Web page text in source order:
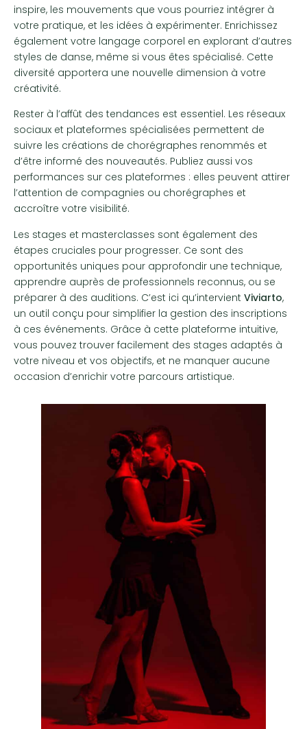
inspire, les mouvements que vous pourriez intégrer à
votre pratique, et les idées à expérimenter. Enrichissez
également votre langage corporel en explorant d’autres
styles de danse, même si vous êtes spécialisé. Cette
diversité apportera une nouvelle dimension à votre
créativité.
Rester à l’affût des tendances est essentiel. Les réseaux
sociaux et plateformes spécialisées permettent de
suivre les créations de chorégraphes renommés et
d’être informé des nouveautés. Publiez aussi vos
performances sur ces plateformes : elles peuvent attirer
l’attention de compagnies ou chorégraphes et
accroître votre visibilité.
Les stages et masterclasses sont également des
étapes cruciales pour progresser. Ce sont des
opportunités uniques pour approfondir une technique,
apprendre auprès de professionnels reconnus, ou se
préparer à des auditions. C’est ici qu’intervient Viviarto,
un outil conçu pour simplifier la gestion des inscriptions
à ces événements. Grâce à cette plateforme intuitive,
vous pouvez trouver facilement des stages adaptés à
votre niveau et vos objectifs, et ne manquer aucune
occasion d’enrichir votre parcours artistique.